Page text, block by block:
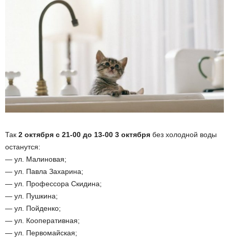
Так 2 октября с 21-00 до 13-00 3 октября без холодной воды
останутся:
— ул. Малиновая;
— ул. Павла Захарина;
— ул. Профессора Скидина;
— ул. Пушкина;
— ул. Пойденко;
— ул. Кооперативная;
— ул. Первомайская;